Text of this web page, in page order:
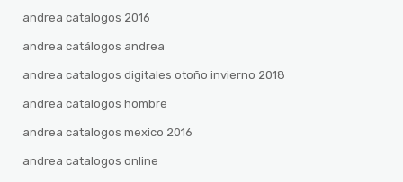
andrea catalogos 2016
andrea catálogos andrea
andrea catalogos digitales otoño invierno 2018
andrea catalogos hombre
andrea catalogos mexico 2016
andrea catalogos online